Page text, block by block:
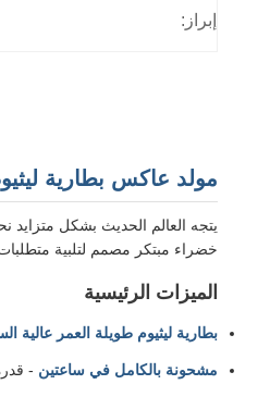
إبراز:
مولد عاكس بطارية ليثيوم شمسية
يتجه العالم الحديث بشكل متزايد
خضراء مبتكر مصمم لتلبية متطلبات
الميزات الرئيسية
بطارية ليثيوم طويلة العمر عالية
مشحونة بالكامل في ساعتين -